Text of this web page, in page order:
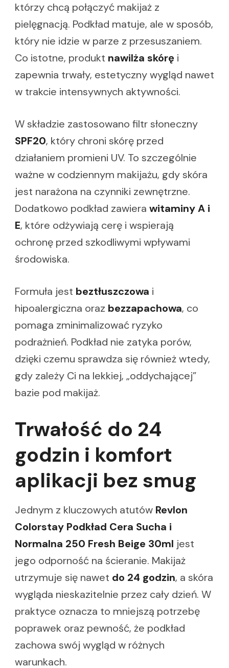
którzy chcą połączyć makijaż z
pielęgnacją. Podkład matuje, ale w sposób,
który nie idzie w parze z przesuszaniem.
Co istotne, produkt nawilża skórę i
zapewnia trwały, estetyczny wygląd nawet
w trakcie intensywnych aktywności.
W składzie zastosowano filtr słoneczny
SPF20, który chroni skórę przed
działaniem promieni UV. To szczególnie
ważne w codziennym makijażu, gdy skóra
jest narażona na czynniki zewnętrzne.
Dodatkowo podkład zawiera witaminy A i
E, które odżywiają cerę i wspierają
ochronę przed szkodliwymi wpływami
środowiska.
Formuła jest beztłuszczowa i
hipoalergiczna oraz bezzapachowa, co
pomaga zminimalizować ryzyko
podrażnień. Podkład nie zatyka porów,
dzięki czemu sprawdza się również wtedy,
gdy zależy Ci na lekkiej, „oddychającej”
bazie pod makijaż.
Trwałość do 24
godzin i komfort
aplikacji bez smug
Jednym z kluczowych atutów Revlon
Colorstay Podkład Cera Sucha i
Normalna 250 Fresh Beige 30ml jest
jego odporność na ścieranie. Makijaż
utrzymuje się nawet do 24 godzin, a skóra
wygląda nieskazitelnie przez cały dzień. W
praktyce oznacza to mniejszą potrzebę
poprawek oraz pewność, że podkład
zachowa swój wygląd w różnych
warunkach.